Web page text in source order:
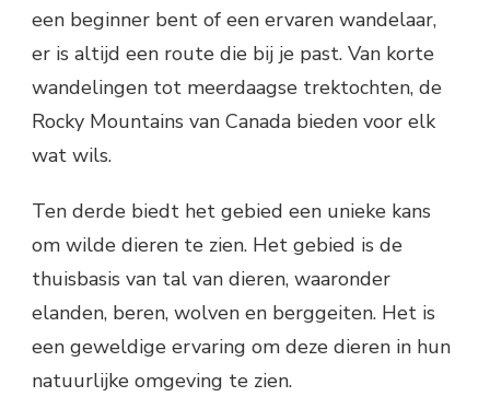
een beginner bent of een ervaren wandelaar,
er is altijd een route die bij je past. Van korte
wandelingen tot meerdaagse trektochten, de
Rocky Mountains van Canada bieden voor elk
wat wils.
Ten derde biedt het gebied een unieke kans
om wilde dieren te zien. Het gebied is de
thuisbasis van tal van dieren, waaronder
elanden, beren, wolven en berggeiten. Het is
een geweldige ervaring om deze dieren in hun
natuurlijke omgeving te zien.